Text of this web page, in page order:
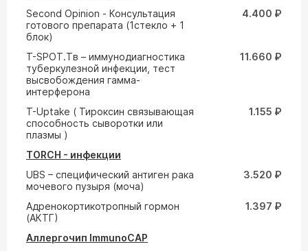
Second Opinion - Консультация
готового препарата (1стекло + 1
блок)
4.400 ₽
T-SPOT.Tв – иммунодиагностика
туберкулезной инфекции, тест
высвобождения гамма-
интерферона
11.660 ₽
T-Uptake ( Тироксин связывающая
способность сыворотки или
плазмы )
1.155 ₽
TORCH - инфекции
UВS – специфический антиген рака
мочевого пузыря (моча)
3.520 ₽
Адренокортикотропный гормон
(АКТГ)
1.397 ₽
Аллергочип ImmunoCAP